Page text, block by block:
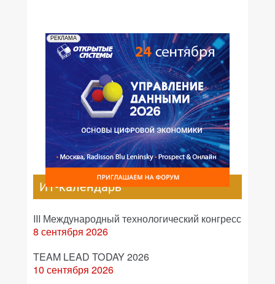
РЕКЛАМА
ИТ-календарь
III Международный технологический конгресс
8 сентября 2026
TEAM LEAD TODAY 2026
10 сентября 2026